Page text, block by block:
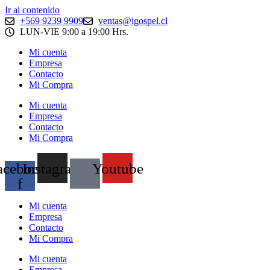
Ir al contenido
+569 9239 9909
ventas@igospel.cl
LUN-VIE 9:00 a 19:00 Hrs.
Mi cuenta
Empresa
Contacto
Mi Compra
Mi cuenta
Empresa
Contacto
Mi Compra
f
Instagram Youtube
Mi cuenta
Empresa
Contacto
Mi Compra
Mi cuenta